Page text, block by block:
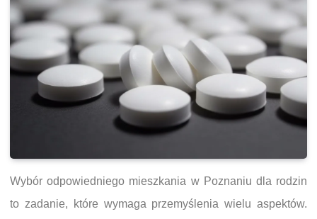
Wybór odpowiedniego mieszkania w Poznaniu dla rodzin
to zadanie, które wymaga przemyślenia wielu aspektów.